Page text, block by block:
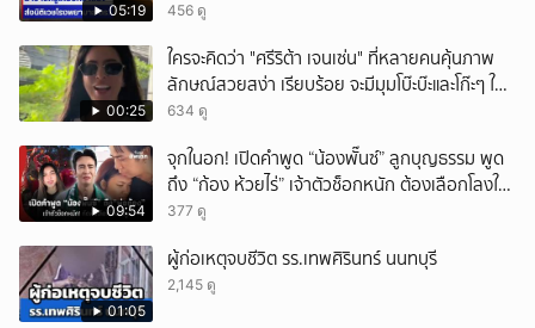
05:19 456 ดู
00:25
ใครจะคิดว่า "ศรีริต้า เจนเซ่น" ที่หลายคนคุ้นภาพ
ลักษณ์สวยสง่า เรียบร้อย จะมีมุมโบ๊ะบ๊ะและโก๊ะๆ ให้
ได้อมยิ้มเหมือนกัน งานนี้ทำเอาแฟนๆ ทั้งเอ็นดูทั้ง
634 ดู
09:54
จุกในอก! เปิดคำพูด “น้องพั๊นซ์” ลูกบุญธรรม พูด
ถึง “ก้อง ห้วยไร่” เจ้าตัวช็อกหนัก ต้องเลือกโลงให้
ลูก!
377 ดู
01:05
ผู้ก่อเหตุจบชีวิต รร.เทพศิรินทร์ นนทบุรี
2,145 ดู